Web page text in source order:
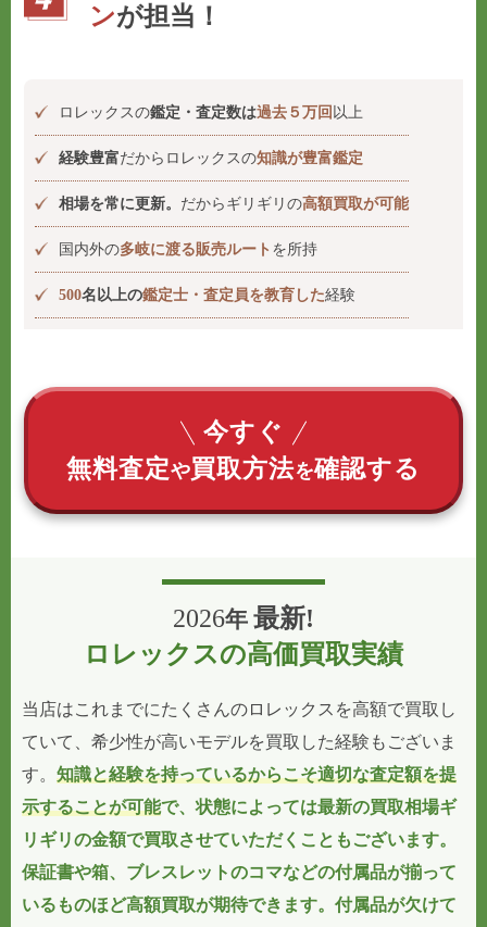
ンが担当！
ロレックスの鑑定・査定数は過去５万回 以上
経験豊富だからロレックスの知識が豊富鑑定
相場を常に更新。 だからギリギリの高額買取が可能
国内外の多岐に渡る販売ルート を所持
500名以上の鑑定士・査定員を教育した経験
今すぐ
無料査定や買取方法を確認する
2026年 最新!
ロレックスの高価買取実績
当店はこれまでにたくさんのロレックスを高額で買取し
ていて、希少性が高いモデルを買取した経験もございま
す。 知識と経験を持っているからこそ適切な査定額を提
示することが可能で、状態によっては最新の買取相場ギ
リギリの金額で買取させていただくこともございます。
保証書や箱、ブレスレットのコマなどの付属品が揃って
いるものほど高額買取が期待できます。 付属品が欠けて